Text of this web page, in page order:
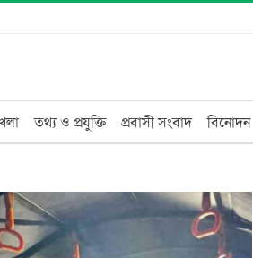
তথ্য ও প্রযুক্তি প্রবাসী সংবাদ বিনোদন